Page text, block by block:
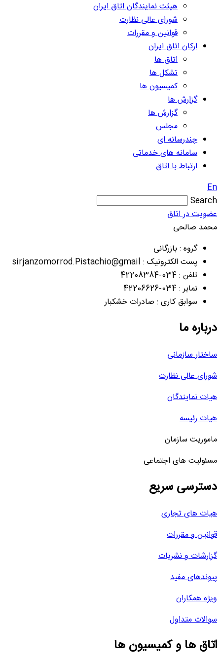
هیئت نمایندگان اتاق ایران
شورای عالی نظارت
قوانین و مقررات
ارکان اتاق ایران
اتاق ها
تشکل ها
کمیسیون ها
گزارش ها
گزارش ها
مجلس
چندرسانه ای
سامانه های خدماتی
ارتباط با اتاق
En
Search
عضویت در اتاق
محمد صالحی
گروه : بازرگانی
پست الکترونیک : sirjanzomorrod.Pistachio@gmail
تلفن : 034-42208384
نمابر : 034-42206626
سوابق کاری : صادرات خشکبار
درباره ما
ساختار سازمانی
شورای عالی نظارت
هیات نمایندگان
هیات رئیسه
ماموریت سازمان
مسئولیت های اجتماعی
دسترسی سریع
هیات های تجاری
قوانین و مقررات
گزارشات و نشریات
پیوندهای مفید
ویژه همکاران
سوالات متداول
اتاق ها و کمیسیون ها